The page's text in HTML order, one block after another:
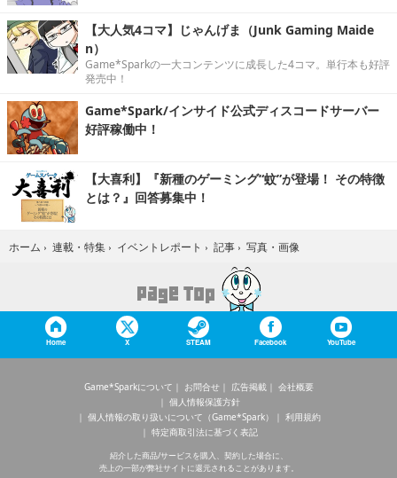
【大人気4コマ】じゃんげま（Junk Gaming Maide
n）
Game*Sparkの一大コンテンツに成長した4コマ。単行本も好評
発売中！
Game*Spark/インサイド公式ディスコードサーバー
好評稼働中！
【大喜利】『新種のゲーミング“蚊”が登場！ その特徴
とは？』回答募集中！
ホーム › 連載・特集 › イベントレポート › 記事 › 写真・画像
Home X STEAM Facebook YouTube
Game*Sparkについて お問合せ 広告掲載
会社概要
個人情報保護方針
個人情報の取り扱いについて（Game*Spark）
利用規約
特定商取引法に基づく表記
紹介した商品/サービスを購入、契約した場合に、
売上の一部が弊社サイトに還元されることがあります。